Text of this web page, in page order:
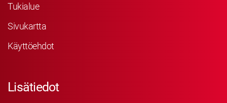
Tukialue
Sivukartta
Käyttöehdot
Lisätiedot